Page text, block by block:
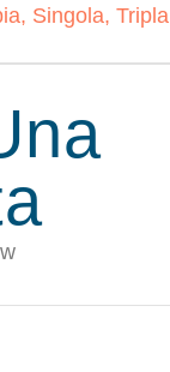
Singola, Tripla